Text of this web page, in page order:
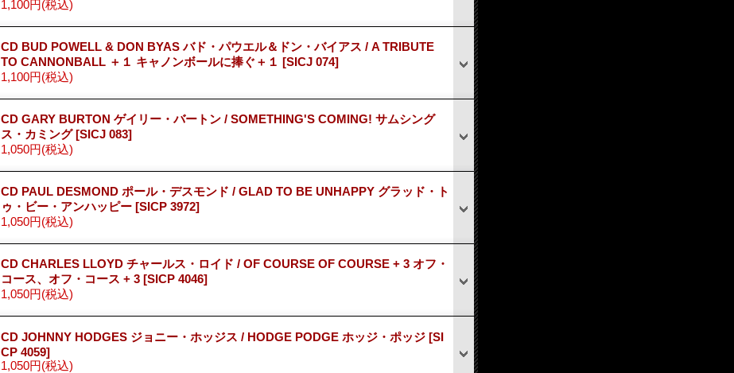
1,100円(税込)
CD BUD POWELL & DON BYAS バド・パウエル＆ドン・バイアス / A TRIBUTE
TO CANNONBALL ＋１ キャノンボールに捧ぐ＋１ [SICJ 074]
1,100円(税込)
CD GARY BURTON ゲイリー・バートン / SOMETHING'S COMING! サムシング
ス・カミング[SICJ 083]
1,050円(税込)
CD PAUL DESMOND ポール・デスモンド / GLAD TO BE UNHAPPY グラッド・ト
ゥ・ビー・アンハッピー [SICP 3972]
1,050円(税込)
CD CHARLES LLOYD チャールス・ロイド / OF COURSE OF COURSE + 3 オフ・
コース、オフ・コース + 3 [SICP 4046]
1,050円(税込)
CD JOHNNY HODGES ジョニー・ホッジス / HODGE PODGE ホッジ・ポッジ [SI
CP 4059]
1,050円(税込)